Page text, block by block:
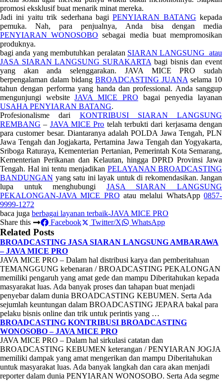
promosi eksklusif buat menarik minat mereka.
Jadi ini yaitu trik sederhana bagiPENYIARAN BATANG kepada
pemuka. Nah, para penjualnya, Anda bisa dengan media
PENYIARAN WONOSOBO sebagai media buat mempromosikan
produknya.
bagi anda yang membutuhkan peralatan SIARAN LANGSUNG atau
JASA SIARAN LANGSUNG SURAKARTA bagi bisnis dan event
yang akan anda selenggarakan. JAVA MICE PRO sudah
berpengalaman dalam bidang BROADCASTING JUANA selama 10
tahun dengan performa yang handa dan professional. Anda sanggup
mengunjungi websiteJAVA MICE PRO bagai penyedia layanan
USAHA PENYIARAN BATANG.
Profesionalisme dari KONTRIBUSI SIARAN LANGSUNG
REMBANG – JAVA MICE Pro telah terbukti dari kerjasama dengan
para customer besar. Diantaranya adalah POLDA Jawa Tengah, PLN
Jawa Tengah dan Jogjakarta, Pertamina Jawa Tengah dan Yogyakarta,
Sriboga Raturaya, Kementerian Pertanian, Pemerintah Kota Semarang,
Kementerian Perikanan dan Kelautan, hingga DPRD Provinsi Jawa
Tengah. Hal ini tentu menjadikan PELAYANAN BROADCASTING
BANDUNGAN yang satu ini layak untuk di rekomendasikan. Jangan
lupa untuk menghubungi JASA SIARAN LANGSUNG
PEKALONGAN-JAVA MICE PRO atau melalui WhatsApp0857-
9999-1272
baca juga berbagai layanan terbaik-JAVA MICE PRO
Share this
Facebook Twitter/X WhatsApp
Related Posts
BROADCASTING JASA SIARAN LANGSUNG AMBARAWA
– JAVA MICE PRO
JAVA MICE PRO – Dalam hal distribusi karya dan pemberitahuan
TEMANGGUNG kebenaran / BROADCASTING PEKALONGAN
memiliki pengaruh yang amat gede dan mampu Diberitahukan kepada
masyarakat luas. Ada banyak proses dan tahapan buat menjadi
penyebar dalam dunia BROADCASTING KEBUMEN. Serta Ada
sejumlah keuntungan dalam BROADCASTING JEPARA bakal para
pelaku bisnis online dan trik untuk perintis yang …
BROADCASTING KONTRIBUSI BROADCASTING
WONOSOBO – JAVA MICE PRO
JAVA MICE PRO – Dalam hal sirkulasi catatan dan
BROADCASTING KEBUMEN keterangan / PENYIARAN JOGJA
memiliki dampak yang amat mengerikan dan mampu Diberitahukan
untuk masyarakat luas. Ada banyak langkah dan cara akan menjadi
reporter dalam dunia PENYIARAN WONOSOBO. Serta Ada segme